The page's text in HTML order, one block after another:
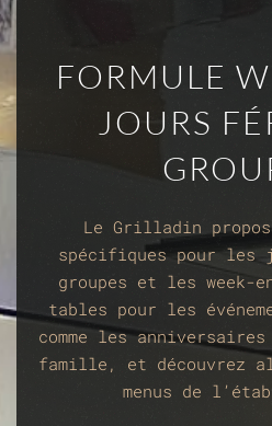
FORMULE
JOURS
Le Grilladin
spécifiques pour
groupes et les week-
tables pour les
comme les
famille, et découvrez
menus de